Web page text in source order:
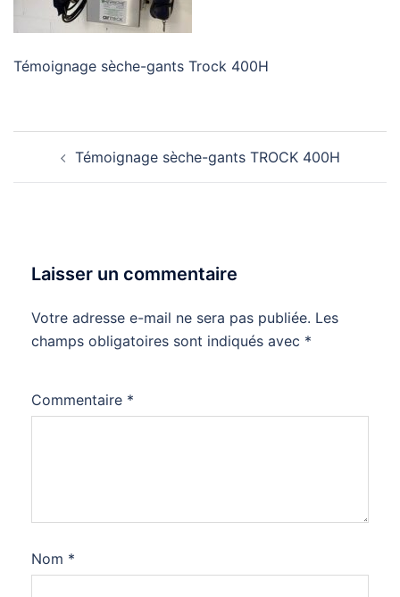
Témoignage sèche-gants Trock 400H
d’articleTémoignage sèche-gants TROCK 400H
Laisser un commentaire
Votre adresse e-mail ne sera pas publiée. Les
champs obligatoires sont indiqués avec *
Commentaire *
Nom *